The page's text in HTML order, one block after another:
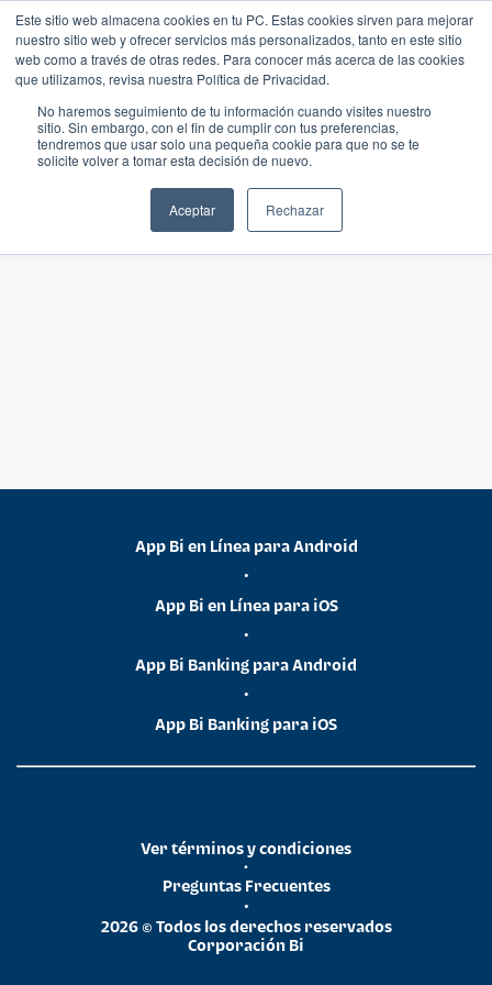
Este sitio web almacena cookies en tu PC. Estas cookies sirven para mejorar
nuestro sitio web y ofrecer servicios más personalizados, tanto en este sitio
web como a través de otras redes. Para conocer más acerca de las cookies
que utilizamos, revisa nuestra Política de Privacidad.
No haremos seguimiento de tu información cuando visites nuestro
sitio. Sin embargo, con el fin de cumplir con tus preferencias,
tendremos que usar solo una pequeña cookie para que no se te
solicite volver a tomar esta decisión de nuevo.
Aceptar Rechazar
App Bi en Línea para Android
•
App Bi en Línea para iOS
•
App Bi Banking para Android
•
App Bi Banking para iOS
2026 © Todos los derechos reservados
Corporación Bi
•
Preguntas Frecuentes
•
Ver términos y condiciones